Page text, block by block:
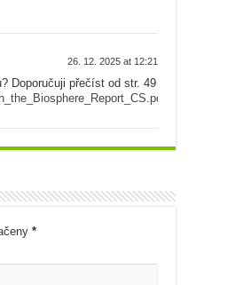
26. 12. 2025 at 12:21
Doporučuji přečíst od str. 49
*